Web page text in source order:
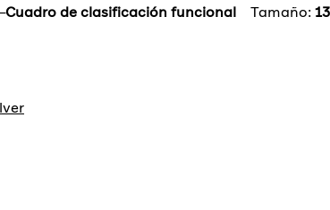
Cuadro de clasificación funcional Tamaño: